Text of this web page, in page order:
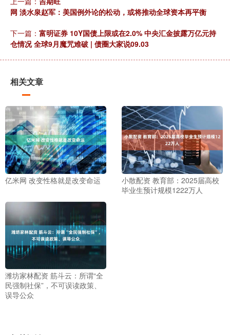
网 淡水泉赵军：美国例外论的松动，或将推动全球资本再平衡
下一篇： 富明证券 10Y国债上限或在2.0% 中央汇金披露万亿元持
仓情况 全球9月魔咒难破 | 债圈大家说09.03
相关文章
亿米网 改变性格就是改变命运
小散配资 教育部：2025届高校
毕业生预计规模1222万人
潍坊家林配资 筋斗云：所谓“全
民强制社保”，不可误读政策、
误导公众